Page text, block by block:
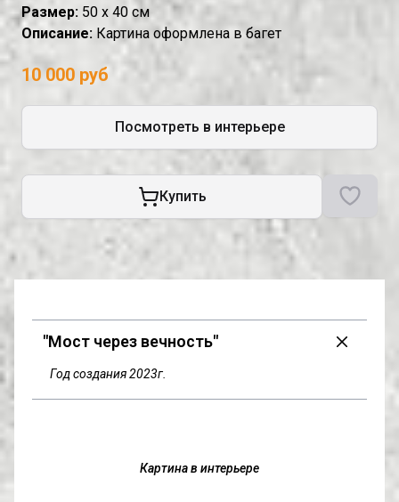
Размер: 50 х 40 см
Описание: Картина оформлена в багет
10 000 руб
Посмотреть в интерьере
Купить
"Мост через вечность"
Год создания 2023г.
Картина в интерьере